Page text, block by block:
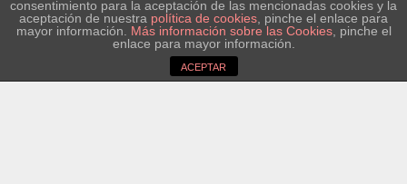
Aeropuerto de Barcelona
Aeropuerto de Zaragoza
consentimiento para la aceptación de las mencionadas cookies y la
aceptación de nuestra política de cookies , pinche el enlace para
mayor información.
Más información sobre las Cookies, pinche el
enlace para mayor información.
ACEPTAR